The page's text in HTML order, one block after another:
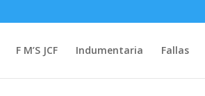
F M’S JCF Indumentaria Fallas